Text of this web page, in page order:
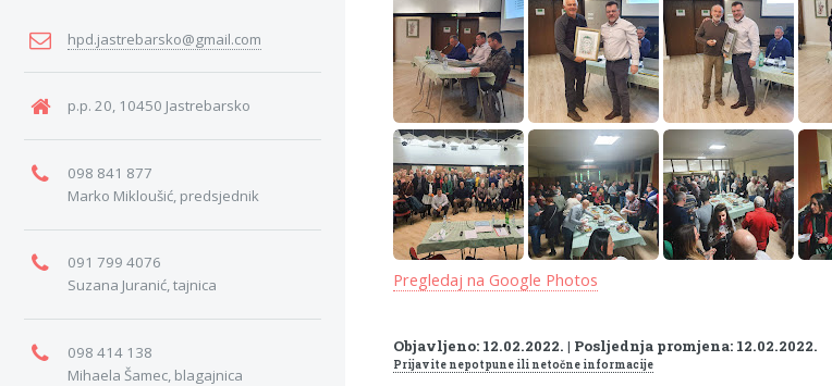
Pregledaj na Google Photos
Objavljeno: 12.02.2022. | Posljednja promjena: 12.02.2022.
Prijavite nepotpune ili netočne informacije
hpd.jastrebarsko@gmail.com
p.p. 20, 10450 Jastrebarsko
098 841 877
Marko Mikloušić, predsjednik
091 799 4076
Suzana Juranić, tajnica
098 414 138
Mihaela Šamec, blagajnica